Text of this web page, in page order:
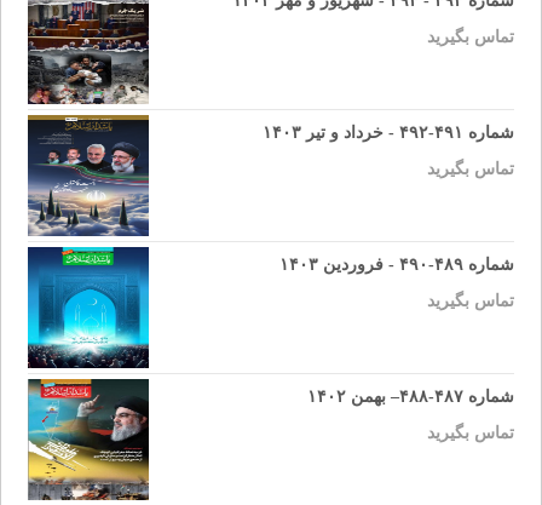
تماس بگیرید
شماره ۴۹۱-۴۹۲ - خرداد و تیر ۱۴۰۳
تماس بگیرید
شماره ۴۸۹-۴۹۰ - فروردین ۱۴۰۳
تماس بگیرید
شماره ۴۸۷-۴۸۸– بهمن ۱۴۰۲
تماس بگیرید